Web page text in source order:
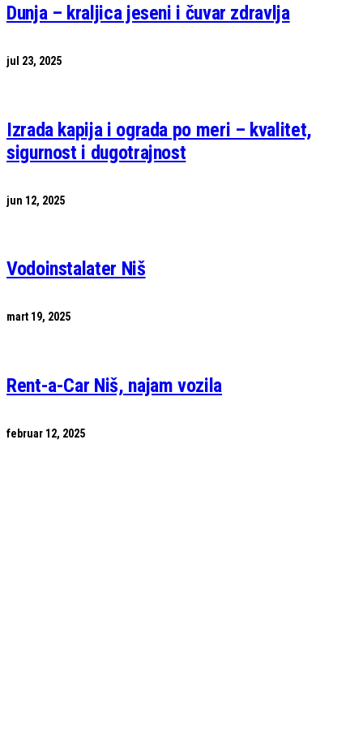
Dunja – kraljica jeseni i čuvar zdravlja
jul 23, 2025
Izrada kapija i ograda po meri – kvalitet,
sigurnost i dugotrajnost
jun 12, 2025
Vodoinstalater Niš
mart 19, 2025
Rent-a-Car Niš, najam vozila
februar 12, 2025